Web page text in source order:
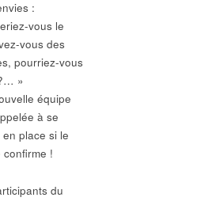
:
vous le
vous des
pourriez-vous
»
équipe
à se
en place si le
confirme !
du